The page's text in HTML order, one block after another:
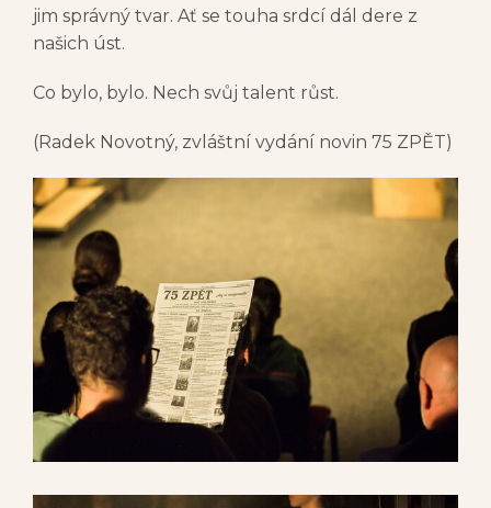
jim správný tvar. Ať se touha srdcí dál dere z
našich úst.
Co bylo, bylo. Nech svůj talent růst.
(Radek Novotný, zvláštní vydání novin 75 ZPĚT)